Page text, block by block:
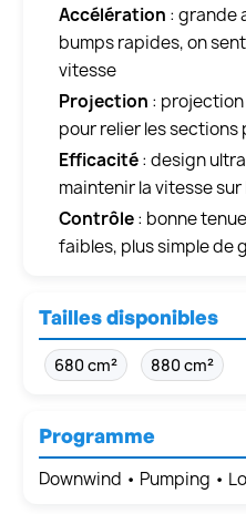
Accélération : grande
bumps rapides, on
vitesse
Projection :
pour relier les sections
Efficacité: design
maintenir la vitesse
Contrôle: bonne
faibles, plus simple de
Tailles disponibles
680 cm² 880 cm²
Programme
Downwind • Pumping •